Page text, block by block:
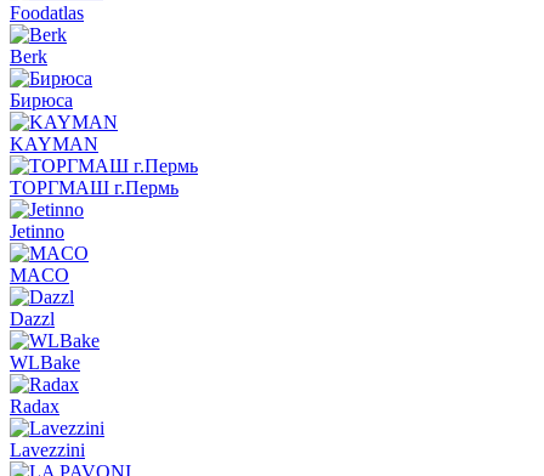
Foodatlas
Berk
Бирюса
KAYMAN
ТОРГМАШ г.Пермь
Jetinno
MACO
Dazzl
WLBake
Radax
Lavezzini